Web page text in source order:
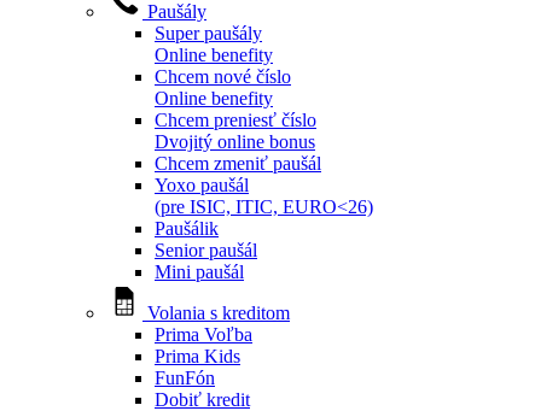
Paušály
Super paušály
Online benefity
Chcem nové číslo
Online benefity
Chcem preniesť číslo
Dvojitý online bonus
Chcem zmeniť paušál
Yoxo paušál
(pre ISIC, ITIC, EURO<26)
Paušálik
Senior paušál
Mini paušál
Volania s kreditom
Prima Voľba
Prima Kids
FunFón
Dobiť kredit